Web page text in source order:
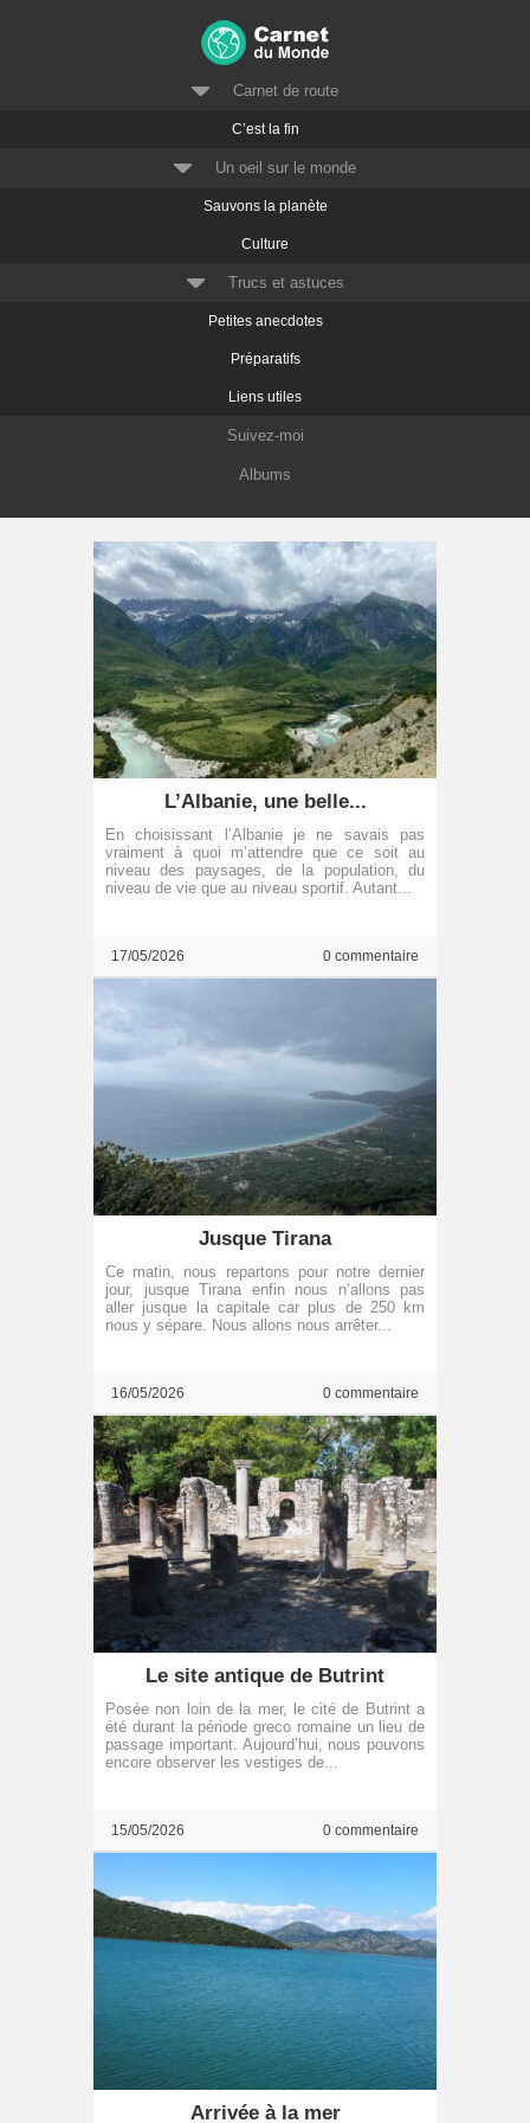
Carnet de route
C’est la fin
Un oeil sur le monde
Sauvons la planète
Culture
Trucs et astuces
Petites anecdotes
Préparatifs
Liens utiles
Suivez-moi
Albums
L’Albanie, une belle...
En choisissant l’Albanie je ne savais pas
vraiment à quoi m’attendre que ce soit au
niveau des paysages, de la population, du
niveau de vie que au niveau sportif. Autant...
17/05/2026 0 commentaire
Jusque Tirana
Ce matin, nous repartons pour notre dernier
jour, jusque Tirana enfin nous n’allons pas
aller jusque la capitale car plus de 250 km
nous y sépare. Nous allons nous arrêter...
16/05/2026 0 commentaire
Le site antique de Butrint
Posée non loin de la mer, le cité de Butrint a
été durant la période greco romaine un lieu de
passage important. Aujourd’hui, nous pouvons
encore observer les vestiges de...
15/05/2026 0 commentaire
Arrivée à la mer